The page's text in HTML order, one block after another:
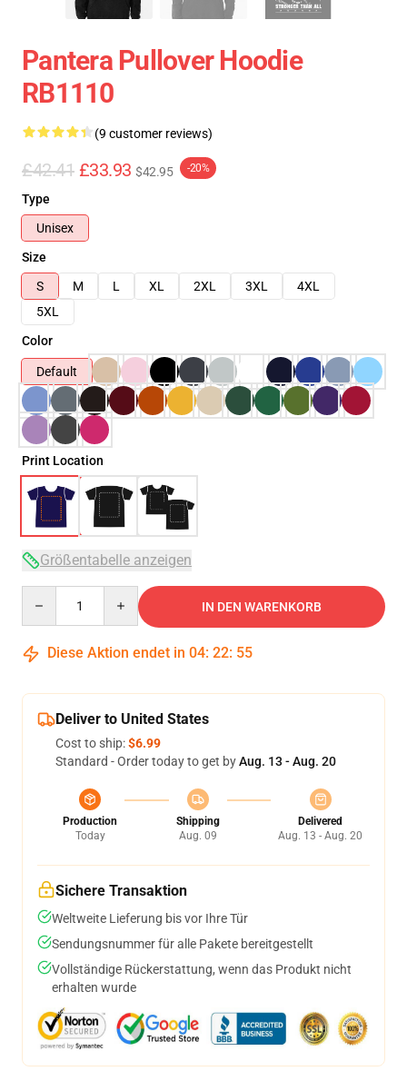
Pantera Pullover Hoodie
RB1110
(9 customer reviews)
£42.41 £33.93 $42.95 -20%
Type
Unisex
Size
S
M L XL 2XL 3XL
4XL
5XL
Color
Default
Print Location
Größentabelle anzeigen
IN DEN WARENKORB
Diese Aktion endet in 04: 22: 54
Deliver to United States
Cost to ship:$6.99
Standard - Order today to get byAug. 13 - Aug. 20
Production
Today
Shipping
Aug. 09
Delivered
Aug. 13 - Aug. 20
Sichere Transaktion
Weltweite Lieferung bis vor Ihre Tür
Sendungsnummer für alle Pakete bereitgestellt
Vollständige Rückerstattung, wenn das Produkt nicht
erhalten wurde